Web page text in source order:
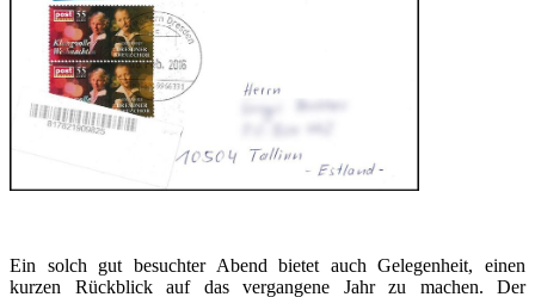
Ein solch gut besuchter Abend bietet auch Gelegenheit, einen
kurzen Rückblick auf das vergangene Jahr zu machen. Der